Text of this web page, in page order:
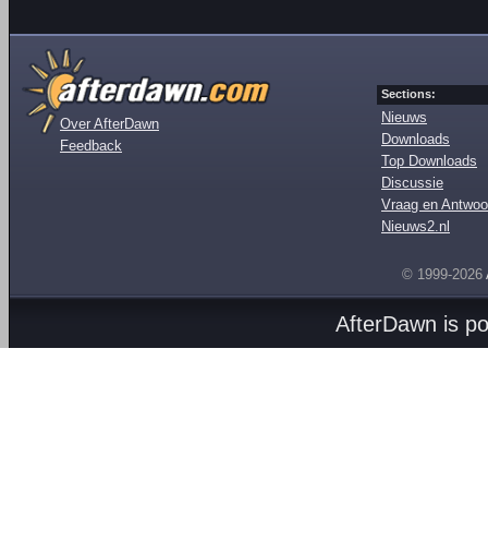
Over AfterDawn
Feedback
Sections:
Nieuws
Downloads
Top Downloads
Discussie
Vraag en
Nieuws2.nl
© 1999-2026
AfterDawn is